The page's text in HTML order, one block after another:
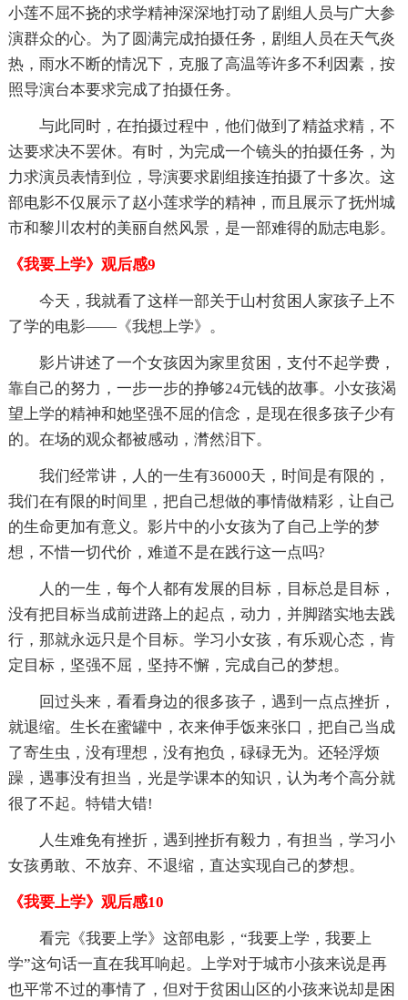
小莲不屈不挠的求学精神深深地打动了剧组人员与广大参
演群众的心。为了圆满完成拍摄任务，剧组人员在天气炎
热，雨水不断的情况下，克服了高温等许多不利因素，按
照导演台本要求完成了拍摄任务。
与此同时，在拍摄过程中，他们做到了精益求精，不
达要求决不罢休。有时，为完成一个镜头的拍摄任务，为
力求演员表情到位，导演要求剧组接连拍摄了十多次。这
部电影不仅展示了赵小莲求学的精神，而且展示了抚州城
市和黎川农村的美丽自然风景，是一部难得的励志电影。
《我要上学》观后感9
今天，我就看了这样一部关于山村贫困人家孩子上不
了学的电影——《我想上学》。
影片讲述了一个女孩因为家里贫困，支付不起学费，
靠自己的努力，一步一步的挣够24元钱的故事。小女孩渴
望上学的精神和她坚强不屈的信念，是现在很多孩子少有
的。在场的观众都被感动，潸然泪下。
我们经常讲，人的一生有36000天，时间是有限的，
我们在有限的时间里，把自己想做的事情做精彩，让自己
的生命更加有意义。影片中的小女孩为了自己上学的梦
想，不惜一切代价，难道不是在践行这一点吗?
人的一生，每个人都有发展的目标，目标总是目标，
没有把目标当成前进路上的起点，动力，并脚踏实地去践
行，那就永远只是个目标。学习小女孩，有乐观心态，肯
定目标，坚强不屈，坚持不懈，完成自己的梦想。
回过头来，看看身边的很多孩子，遇到一点点挫折，
就退缩。生长在蜜罐中，衣来伸手饭来张口，把自己当成
了寄生虫，没有理想，没有抱负，碌碌无为。还轻浮烦
躁，遇事没有担当，光是学课本的知识，认为考个高分就
很了不起。特错大错!
人生难免有挫折，遇到挫折有毅力，有担当，学习小
女孩勇敢、不放弃、不退缩，直达实现自己的梦想。
《我要上学》观后感10
看完《我要上学》这部电影，“我要上学，我要上
学”这句话一直在我耳响起。上学对于城市小孩来说是再
也平常不过的事情了，但对于贫困山区的小孩来说却是困